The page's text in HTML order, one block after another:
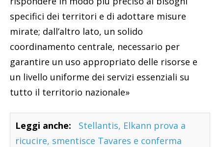
specifici dei territori e di adottare misure
mirate; dall’altro lato, un solido
coordinamento centrale, necessario per
garantire un uso appropriato delle risorse e
un livello uniforme dei servizi essenziali su
tutto il territorio nazionale»
Leggi anche:
Stellantis, Elkann prova a
ricucire, smentisce Tavares e conferma